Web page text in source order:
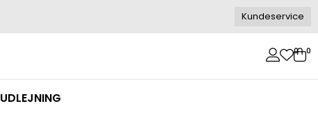
Kundeservice
0 0
UDLEJNING